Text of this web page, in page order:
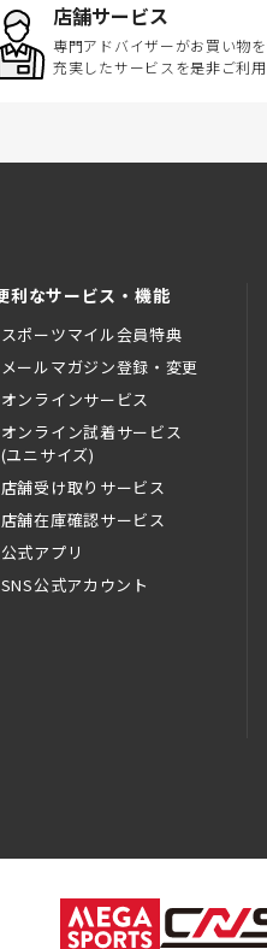
店舗サービス
専門アドバイザーがお買い物を
充実したサービスを是非ご利用
利なサービス・機能
スポーツマイル会員特典
メールマガジン登録・変更
オンラインサービス
オンライン試着サービス
(ユニサイズ)
店舗受け取りサービス
店舗在庫確認サービス
公式アプリ
SNS公式アカウント